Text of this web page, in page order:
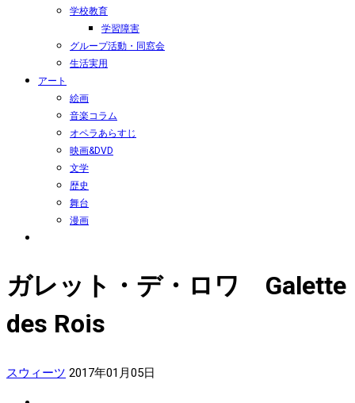
学校教育
学習障害
グループ活動・同窓会
生活実用
アート
絵画
音楽コラム
オペラあらすじ
映画&DVD
文学
歴史
舞台
漫画
ガレット・デ・ロワ Galette
des Rois
スウィーツ 2017年01月05日